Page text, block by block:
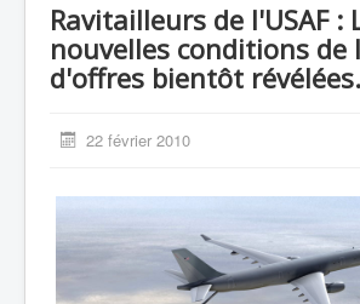
Aviation Militaire
Europespace
Ravitailleurs de l'USAF :
nouvelles conditions de
d'offres bientôt révélées.
22 février 2010